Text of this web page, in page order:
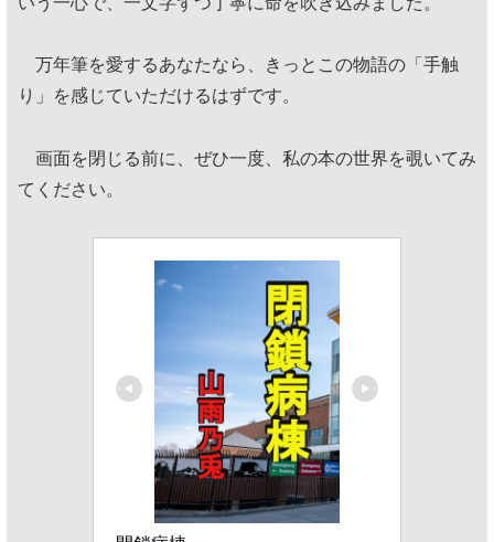
万年筆を愛するあなたなら、きっとこの物語の「手触
り」を感じていただけるはずです。
画面を閉じる前に、ぜひ一度、私の本の世界を覗いてみ
てください。